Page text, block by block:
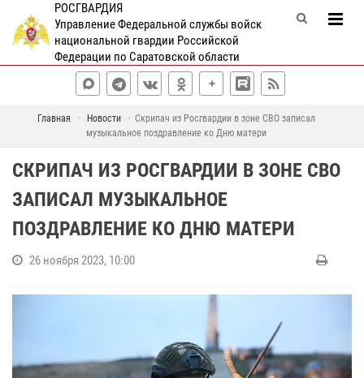
РОСГВАРДИЯ
Управление Федеральной службы войск
национальной гвардии Российской
Федерации по Саратовской области
Главная Новости
Скрипач из Росгвардии в зоне СВО записал
музыкальное поздравление ко Дню матери
СКРИПАЧ ИЗ РОСГВАРДИИ В ЗОНЕ СВО
ЗАПИСАЛ МУЗЫКАЛЬНОЕ
ПОЗДРАВЛЕНИЕ КО ДНЮ МАТЕРИ
26 ноября 2023, 10:00